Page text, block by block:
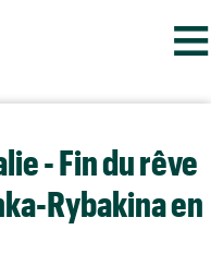
≡
- Fin du rêve
Rybakina en